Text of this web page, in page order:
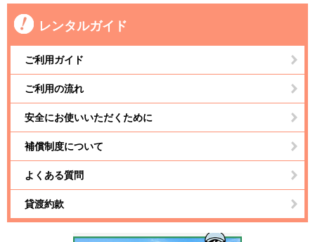
レンタルガイド
ご利用ガイド
ご利用の流れ
安全にお使いいただくために
補償制度について
よくある質問
貸渡約款